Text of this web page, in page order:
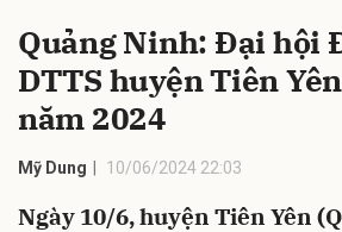
Quảng Ninh: Đại hội
DTTS huyện Tiên
năm 2024
Mỹ Dung 10/06/2024 22:03
Ngày 10/6, huyện Tiên Yên